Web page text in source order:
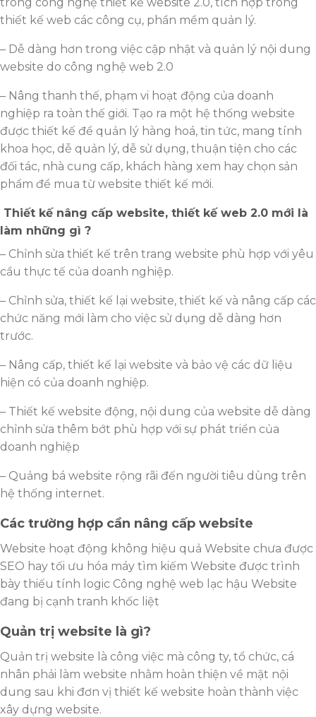
thiết kế web các công cụ, phần mềm quản lý.
– Dễ dàng hơn trong việc cập nhật và quản lý nội dung
website do công nghệ web 2.0
– Nâng thanh thế, phạm vi hoạt động của doanh
nghiệp ra toàn thế giới. Tạo ra một hệ thống website
được thiết kế để quản lý hàng hoá, tin tức, mang tính
khoa học, dễ quản lý, dễ sử dụng, thuận tiện cho các
đối tác, nhà cung cấp, khách hàng xem hay chọn sản
phẩm để mua từ website thiết kế mới.
Thiết kế nâng cấp website, thiết kế web 2.0 mới là
làm những gì ?
– Chỉnh sửa thiết kế trên trang website phù hợp với yêu
cầu thực tế của doanh nghiệp.
– Chỉnh sửa, thiết kế lại website, thiết kế và nâng cấp các
chức năng mới làm cho việc sử dụng dễ dàng hơn
trước.
– Nâng cấp, thiết kế lại website và bảo vệ các dữ liệu
hiện có của doanh nghiệp.
– Thiết kế website động, nội dung của website dễ dàng
chỉnh sửa thêm bớt phù hợp với sự phát triển của
doanh nghiệp
– Quảng bá website rộng rãi đến người tiêu dùng trên
hệ thống internet.
Các trường hợp cần nâng cấp website
Website hoạt động không hiệu quả Website chưa được
SEO hay tối ưu hóa máy tìm kiếm Website được trình
bày thiếu tính logic Công nghệ web lạc hậu Website
đang bị cạnh tranh khốc liệt
Quản trị website là gì?
Quản trị website là công việc mà công ty, tổ chức, cá
nhân phải làm website nhằm hoàn thiện về mặt nội
dung sau khi đơn vị thiết kế website hoàn thành việc
xây dựng website.